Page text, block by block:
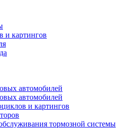
и картингов
автомобилей
автомобилей
и картингов
тормозной системы